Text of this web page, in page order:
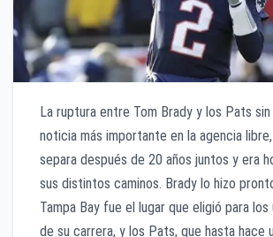
La ruptura entre Tom Brady y los Pats
noticia más importante en la agencia
separa después de 20 años juntos y era
sus distintos caminos. Brady lo hizo
Tampa Bay fue el lugar que eligió para los
de su carrera, y los Pats, que hasta hace